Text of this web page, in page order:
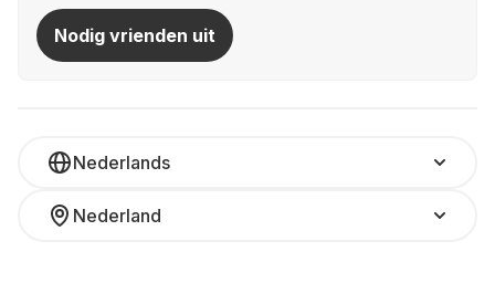
Nodig vrienden uit
Nederlands
Nederland